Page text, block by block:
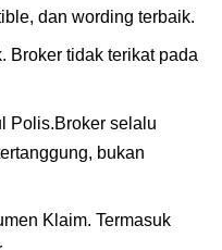
dan wording terbaik.
Broker tidak terikat pada
Polis.Broker selalu
bukan
Klaim. Termasuk